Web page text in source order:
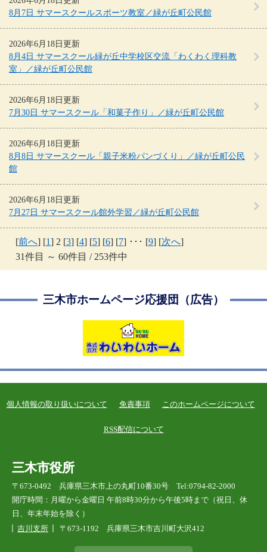
8月7日 サマースクールスポーツ教室／緑が丘町公民館
2026年6月18日更新
8月4日 サマースクール緑が丘中学校区交流「わくわく理科教
室」／緑が丘町公民館
2026年6月18日更新
7月30日 サマースクール「和菓子作り」／緑が丘町公民館
2026年6月18日更新
8月8日 サマースクール「親子米粉パンづくり」／緑が丘町公民
館
2026年6月18日更新
7月27日 サマースクール館外学習／緑が丘町公民館
[前へ] [1] 2 [3] [4] [5] [6] [7] ･･･ [9] [次へ]
31件目 ～ 60件目 / 253件中
三木市ホームページ応援団（広告）
個人情報の取り扱いについて 免責事項 このホームページについて
RSS配信について
三木市役所
〒673-0492 兵庫県三木市上の丸町10番30号 Tel:0794-82-2000
開庁時間：月曜から金曜日 午前8時30分から午後5時まで（祝日、休
日、年末年始を除く）
吉川支所
〒673-1192 兵庫県三木市吉川町大沢412